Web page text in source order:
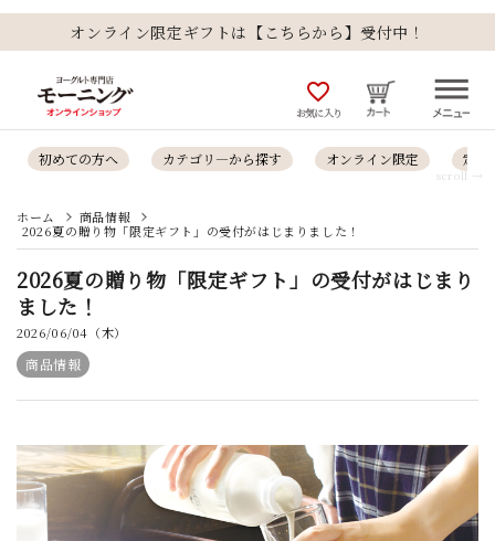
オンライン限定ギフトは【こちらから】受付中！
favorite_outline
お気に入り
初めての方へ カテゴリ―から探す オンライン限定 定番
scroll →
ホーム
商品情報
2026夏の贈り物「限定ギフト」の受付がはじまりました！
2026夏の贈り物「限定ギフト」の受付がはじまり
ました！
2026/06/04（木）
商品情報